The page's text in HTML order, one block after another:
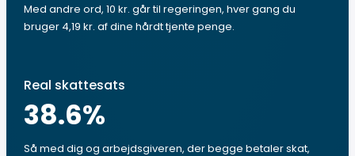
Med andre ord, 10 kr. går til regeringen, hver gang du
bruger 4,19 kr. af dine hårdt tjente penge.
Real skattesats
38.6%
Så med dig og arbejdsgiveren, der begge betaler skat,